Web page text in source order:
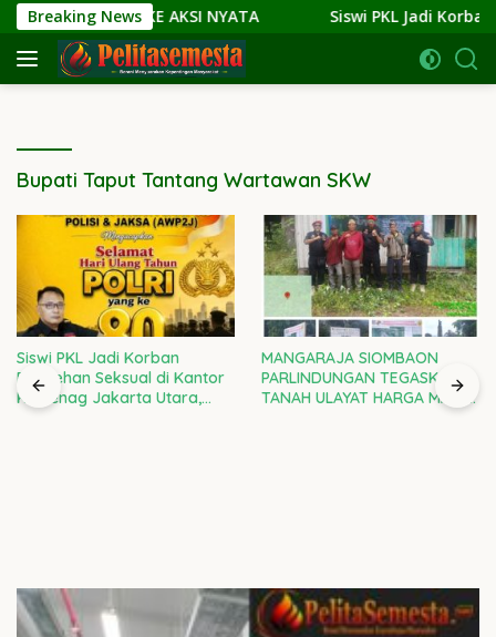
Langsung
ke
konten
Breaking News
NARASI KE AKSI NYATA Siswi PKL Jadi Korban
Bupati Taput Tantang Wartawan SKW
Siswi PKL Jadi Korban
Pelecehan Seksual di Kantor
Kemenag Jakarta Utara,
MANGARAJA SIOMBAON
PARLINDUNGAN TEGASKAN:
TANAH ULAYAT HARGA MATI!